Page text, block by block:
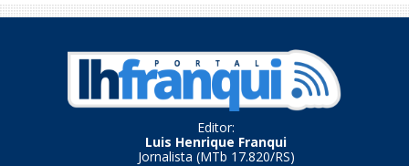
Editor:
Luis Henrique Franqui
Jornalista (MTb 17.820/RS)